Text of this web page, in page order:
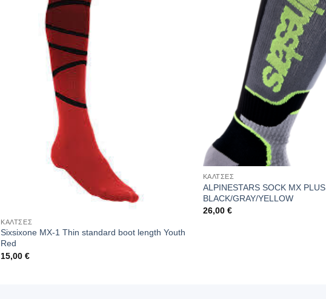
ΚΑΛΤΣΕΣ
Sixsixone MX-1 Thin standard boot length Youth
Red
15,00€
ΚΑΛΤΣΕΣ
ALPINESTARS SOCK MX PLUS
BLACK/GRAY/YELLOW
26,00 €